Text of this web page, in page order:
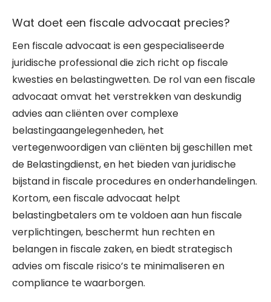
Wat doet een fiscale advocaat precies?
Een fiscale advocaat is een gespecialiseerde
juridische professional die zich richt op fiscale
kwesties en belastingwetten. De rol van een fiscale
advocaat omvat het verstrekken van deskundig
advies aan cliënten over complexe
belastingaangelegenheden, het
vertegenwoordigen van cliënten bij geschillen met
de Belastingdienst, en het bieden van juridische
bijstand in fiscale procedures en onderhandelingen.
Kortom, een fiscale advocaat helpt
belastingbetalers om te voldoen aan hun fiscale
verplichtingen, beschermt hun rechten en
belangen in fiscale zaken, en biedt strategisch
advies om fiscale risico’s te minimaliseren en
compliance te waarborgen.